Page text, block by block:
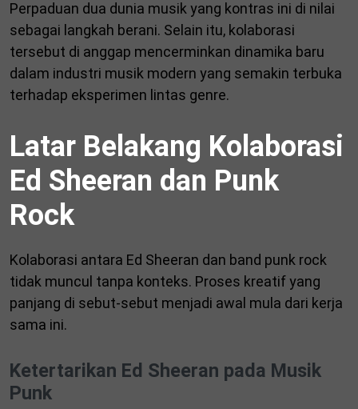
Perpaduan dua dunia musik yang kontras ini di nilai
sebagai langkah berani. Selain itu, kolaborasi
tersebut di anggap mencerminkan dinamika baru
dalam industri musik modern yang semakin terbuka
terhadap eksperimen lintas genre.
Latar Belakang Kolaborasi
Ed Sheeran dan Punk
Rock
Kolaborasi antara Ed Sheeran dan band punk rock
tidak muncul tanpa konteks. Proses kreatif yang
panjang di sebut-sebut menjadi awal mula dari kerja
sama ini.
Ketertarikan Ed Sheeran pada Musik
Punk